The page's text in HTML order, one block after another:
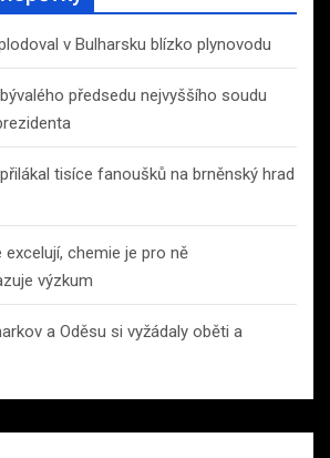
v Bulharsku blízko plynovodu
předsedu nejvyššího soudu
tisíce fanoušků na brněnský hrad
chemie je pro ně
výzkum
a Oděsu si vyžádaly oběti a